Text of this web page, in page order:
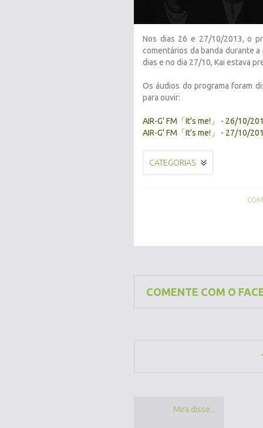
Nos dias 26 e 27/10/2013, o
comentários da banda durante a
dias e no dia 27/10, Kai estava
Os áudios do programa foram
para ouvir:
AIR-G' FM「It's me!」 - 26/10/
AIR-G' FM「It's me!」 - 27/10/
CATEGORIAS
COMENTE COM O
Mira disse...